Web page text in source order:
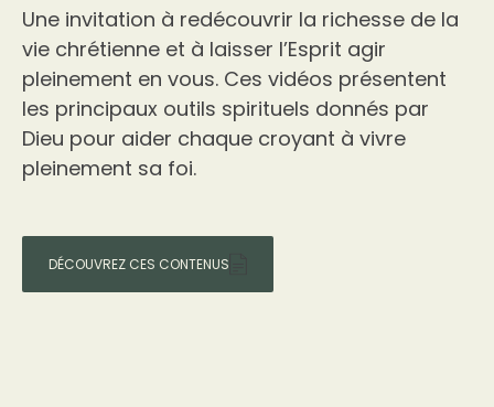
Une invitation à redécouvrir la richesse de la
vie chrétienne et à laisser l’Esprit agir
pleinement en vous. Ces vidéos présentent
les principaux outils spirituels donnés par
Dieu pour aider chaque croyant à vivre
pleinement sa foi.
DÉCOUVREZ CES CONTENUS